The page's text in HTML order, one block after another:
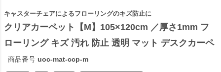
キャスターチェアによるフローリングのキズ防止に
クリアカーペット【M】105×120cm ／厚さ1mm フ
ローリング キズ 汚れ 防止 透明 マット デスクカーペ
ット チェアマット 床暖房対応 床 ゆか キャスター 椅
商品番号 uoc-mat-ccp-m